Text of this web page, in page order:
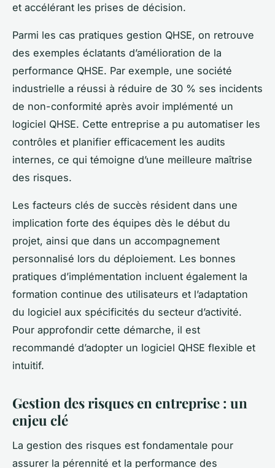
et accélérant les prises de décision.
Parmi les cas pratiques gestion QHSE, on retrouve
des exemples éclatants d’amélioration de la
performance QHSE. Par exemple, une société
industrielle a réussi à réduire de 30 % ses incidents
de non-conformité après avoir implémenté un
logiciel QHSE. Cette entreprise a pu automatiser les
contrôles et planifier efficacement les audits
internes, ce qui témoigne d’une meilleure maîtrise
des risques.
Les facteurs clés de succès résident dans une
implication forte des équipes dès le début du
projet, ainsi que dans un accompagnement
personnalisé lors du déploiement. Les bonnes
pratiques d’implémentation incluent également la
formation continue des utilisateurs et l’adaptation
du logiciel aux spécificités du secteur d’activité.
Pour approfondir cette démarche, il est
recommandé d’adopter un logiciel QHSE flexible et
intuitif.
Gestion des risques en entreprise : un
enjeu clé
La gestion des risques est fondamentale pour
assurer la pérennité et la performance des